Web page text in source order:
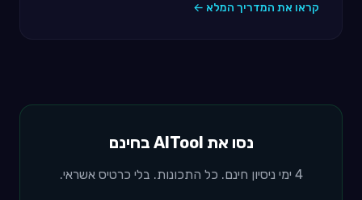
קראו את המדריך המלא ←
נסו את AITool בחינם
4 ימי ניסיון חינם. כל התכונות. בלי כרטיס אשראי.